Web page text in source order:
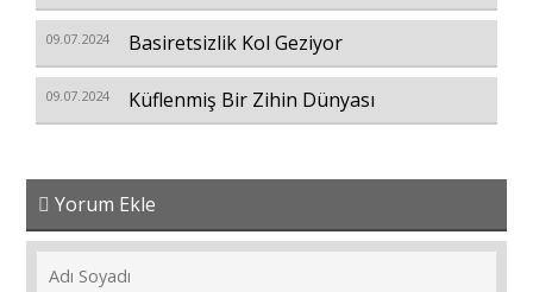
09.07.2024 Basiretsizlik Kol Geziyor
09.07.2024 Küflenmiş Bir Zihin Dünyası
Yorum Ekle